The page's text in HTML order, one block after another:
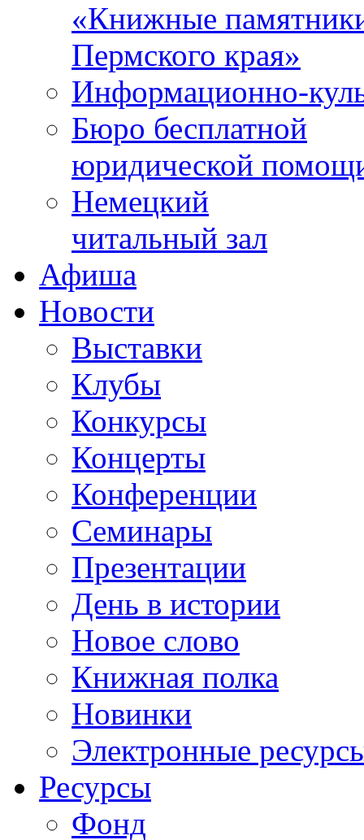
«Книжные
Пермского края»
Информационно-
Бюро бесплатной
юридической
Немецкий
читальный зал
Афиша
Новости
Выставки
Клубы
Конкурсы
Концерты
Конференции
Семинары
Презентации
День в истории
Новое слово
Книжная полка
Новинки
Электронные
Ресурсы
Фонд